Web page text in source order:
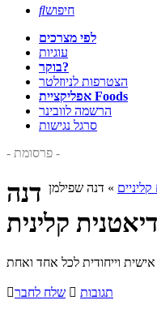
חיפוש
לפי מצרכים
עוגיות
בוקר?
הצטרפות לניוזלטר
אפליקציית Foods
הרשמה לוובינר
סרגל נגישות
- פרסומת -
» דנה שפילמן דנה
שלח לחבר  תגובות